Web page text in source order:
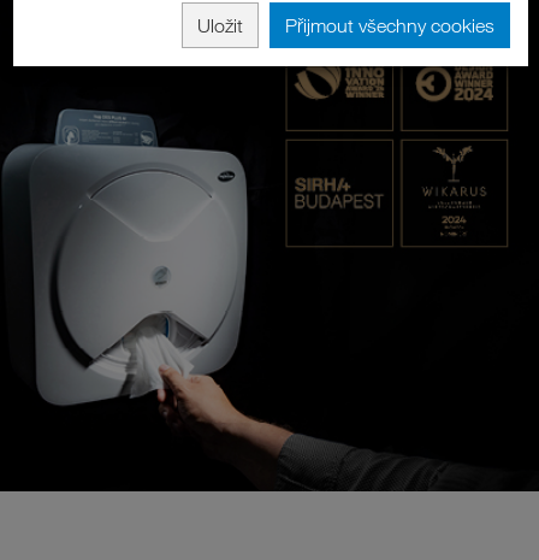
Uložit Přijmout všechny cookies